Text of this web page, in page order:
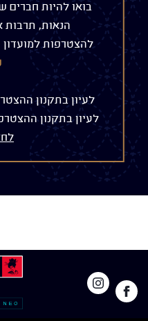
בואו להיות חברים
הנאות, תרבות
להצטרפות
לעיון בתקנון
לעיון בתקנון ההצטרפות
לעמוד
הפייסבוק
קיוטו
באינסטגרם
למעבר
לאתר
קיוטו
ניאו –